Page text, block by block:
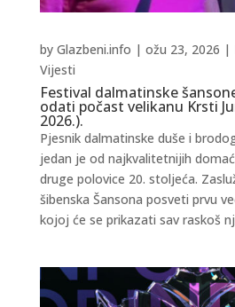
Festival dalmatinske
odati počast velikanu Krsti
2026.).
by Glazbeni.info | ožu 23, 2026 |
Vijesti
Pjesnik dalmatinske duše i
jedan je od najkvalitetnijih
druge polovice 20. stoljeća.
šibenska Šansona posveti prvu
kojoj će se prikazati sav raskoš